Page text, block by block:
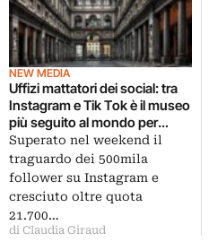
NEW MEDIA
Uffizi mattatori dei social: tra
Instagram e Tik Tok è il museo
più seguito al mondo per
follower
Superato nel weekend il
traguardo dei 500mila
follower su Instagram e
cresciuto oltre quota
21.700…
di Claudia Giraud